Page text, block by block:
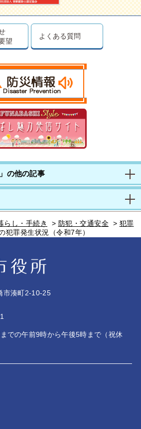
望
よくある質問
の他の記事
らし・手続き > 防犯・交通安全 > 犯罪
犯罪発生状況（令和7年）
市湊町2-10-25
での午前9時から午後5時まで（祝休